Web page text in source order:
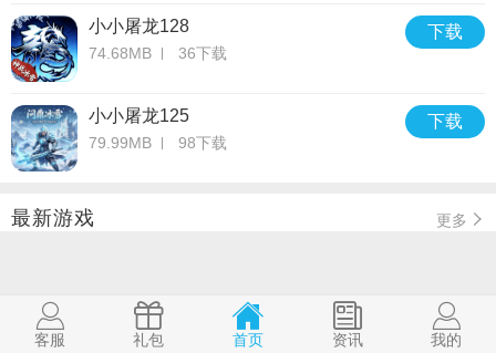
下载
小小屠龙128
74.68MB 36下载
下载
小小屠龙125
79.99MB 98下载
最新游戏 更多
客服 礼包 首页 资讯 我的